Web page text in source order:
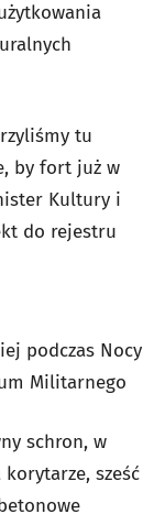
tu
by fort już w
Kultury i
do rejestru
podczas Nocy
Militarnego
schron, w
sześć